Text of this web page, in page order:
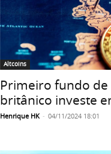
Altcoins
Primeiro fundo de
britânico investe
Henrique HK - 04/11/2024 18:01